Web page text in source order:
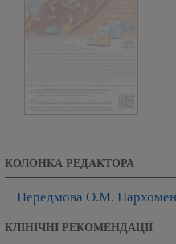
КОЛОНКА РЕДАКТОРА
Передмова О.М.
КЛІНІЧНІ РЕКОМЕНДАЦІЇ